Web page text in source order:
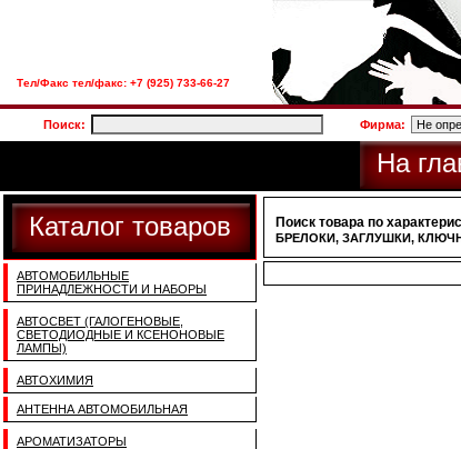
Тел/Факс тел/факс: +7 (925) 733-66-27
Поиск: Фирма:
На
Каталог товаров
АВТОМОБИЛЬНЫЕ
ПРИНАДЛЕЖНОСТИ И НАБОРЫ
АВТОСВЕТ (ГАЛОГЕНОВЫЕ,
СВЕТОДИОДНЫЕ И КСЕНОНОВЫЕ
ЛАМПЫ)
АВТОХИМИЯ
АНТЕННА АВТОМОБИЛЬНАЯ
АРОМАТИЗАТОРЫ
Поиск товара по
БРЕЛОКИ, ЗАГЛУШКИ,